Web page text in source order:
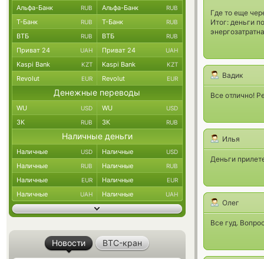
Где то еще
Итог: деньги
Вадик
Все отлично!
Илья
Деньги
Олег
Все гуд.
Альфа-Банк RUB Альфа-Банк RUB
Т-Банк RUB Т-Банк RUB
ВТБ RUB ВТБ RUB
Приват 24 UAH Приват 24 UAH
Kaspi Bank KZT Kaspi Bank KZT
Revolut EUR Revolut EUR
Денежные переводы
WU USD WU USD
ЗК RUB ЗК RUB
Наличные деньги
Наличные USD Наличные USD
Наличные RUB Наличные RUB
Наличные EUR Наличные EUR
Наличные UAH Наличные UAH
Новости BTC-кран